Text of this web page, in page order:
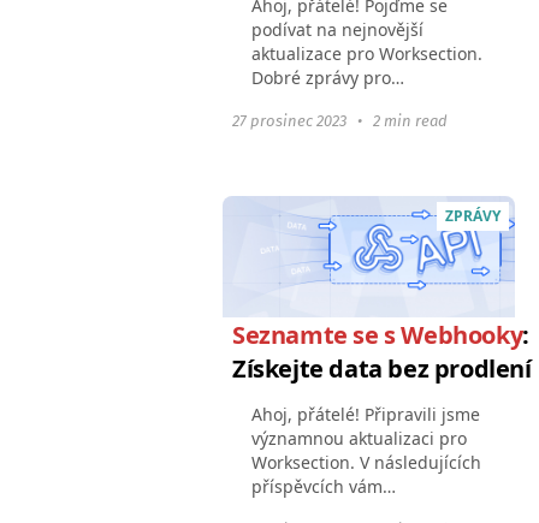
Ahoj, přátelé! Pojďme se
podívat na nejnovější
aktualizace pro Worksection.
Dobré zprávy pro
propojit své nástroje nebo
integraci...
27 prosinec 2023 • 2 min read
ZPRÁVY
Seznamte se s Webhooky:
Získejte data bez prodlení
Ahoj, přátelé! Připravili jsme
významnou aktualizaci pro
Worksection. V následujících
příspěvcích vám